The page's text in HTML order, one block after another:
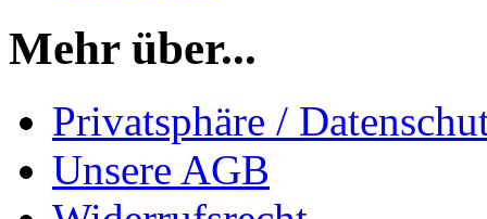
Mehr über...
Privatsphäre /
Unsere AGB